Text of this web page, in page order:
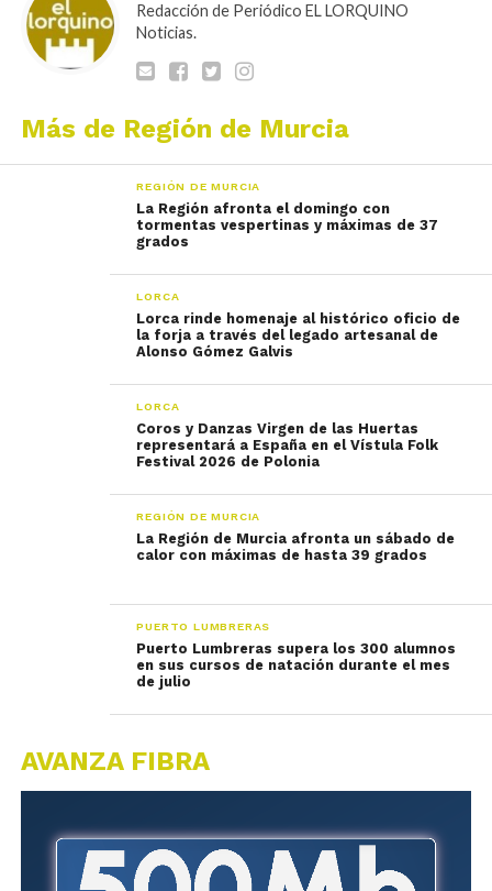
Redacción de Periódico EL LORQUINO
Noticias.
Más de Región de Murcia
REGIÓN DE MURCIA
La Región afronta el domingo con
tormentas vespertinas y máximas de 37
grados
LORCA
Lorca rinde homenaje al histórico oficio de
la forja a través del legado artesanal de
Alonso Gómez Galvis
LORCA
Coros y Danzas Virgen de las Huertas
representará a España en el Vístula Folk
Festival 2026 de Polonia
REGIÓN DE MURCIA
La Región de Murcia afronta un sábado de
calor con máximas de hasta 39 grados
PUERTO LUMBRERAS
Puerto Lumbreras supera los 300 alumnos
en sus cursos de natación durante el mes
de julio
AVANZA FIBRA